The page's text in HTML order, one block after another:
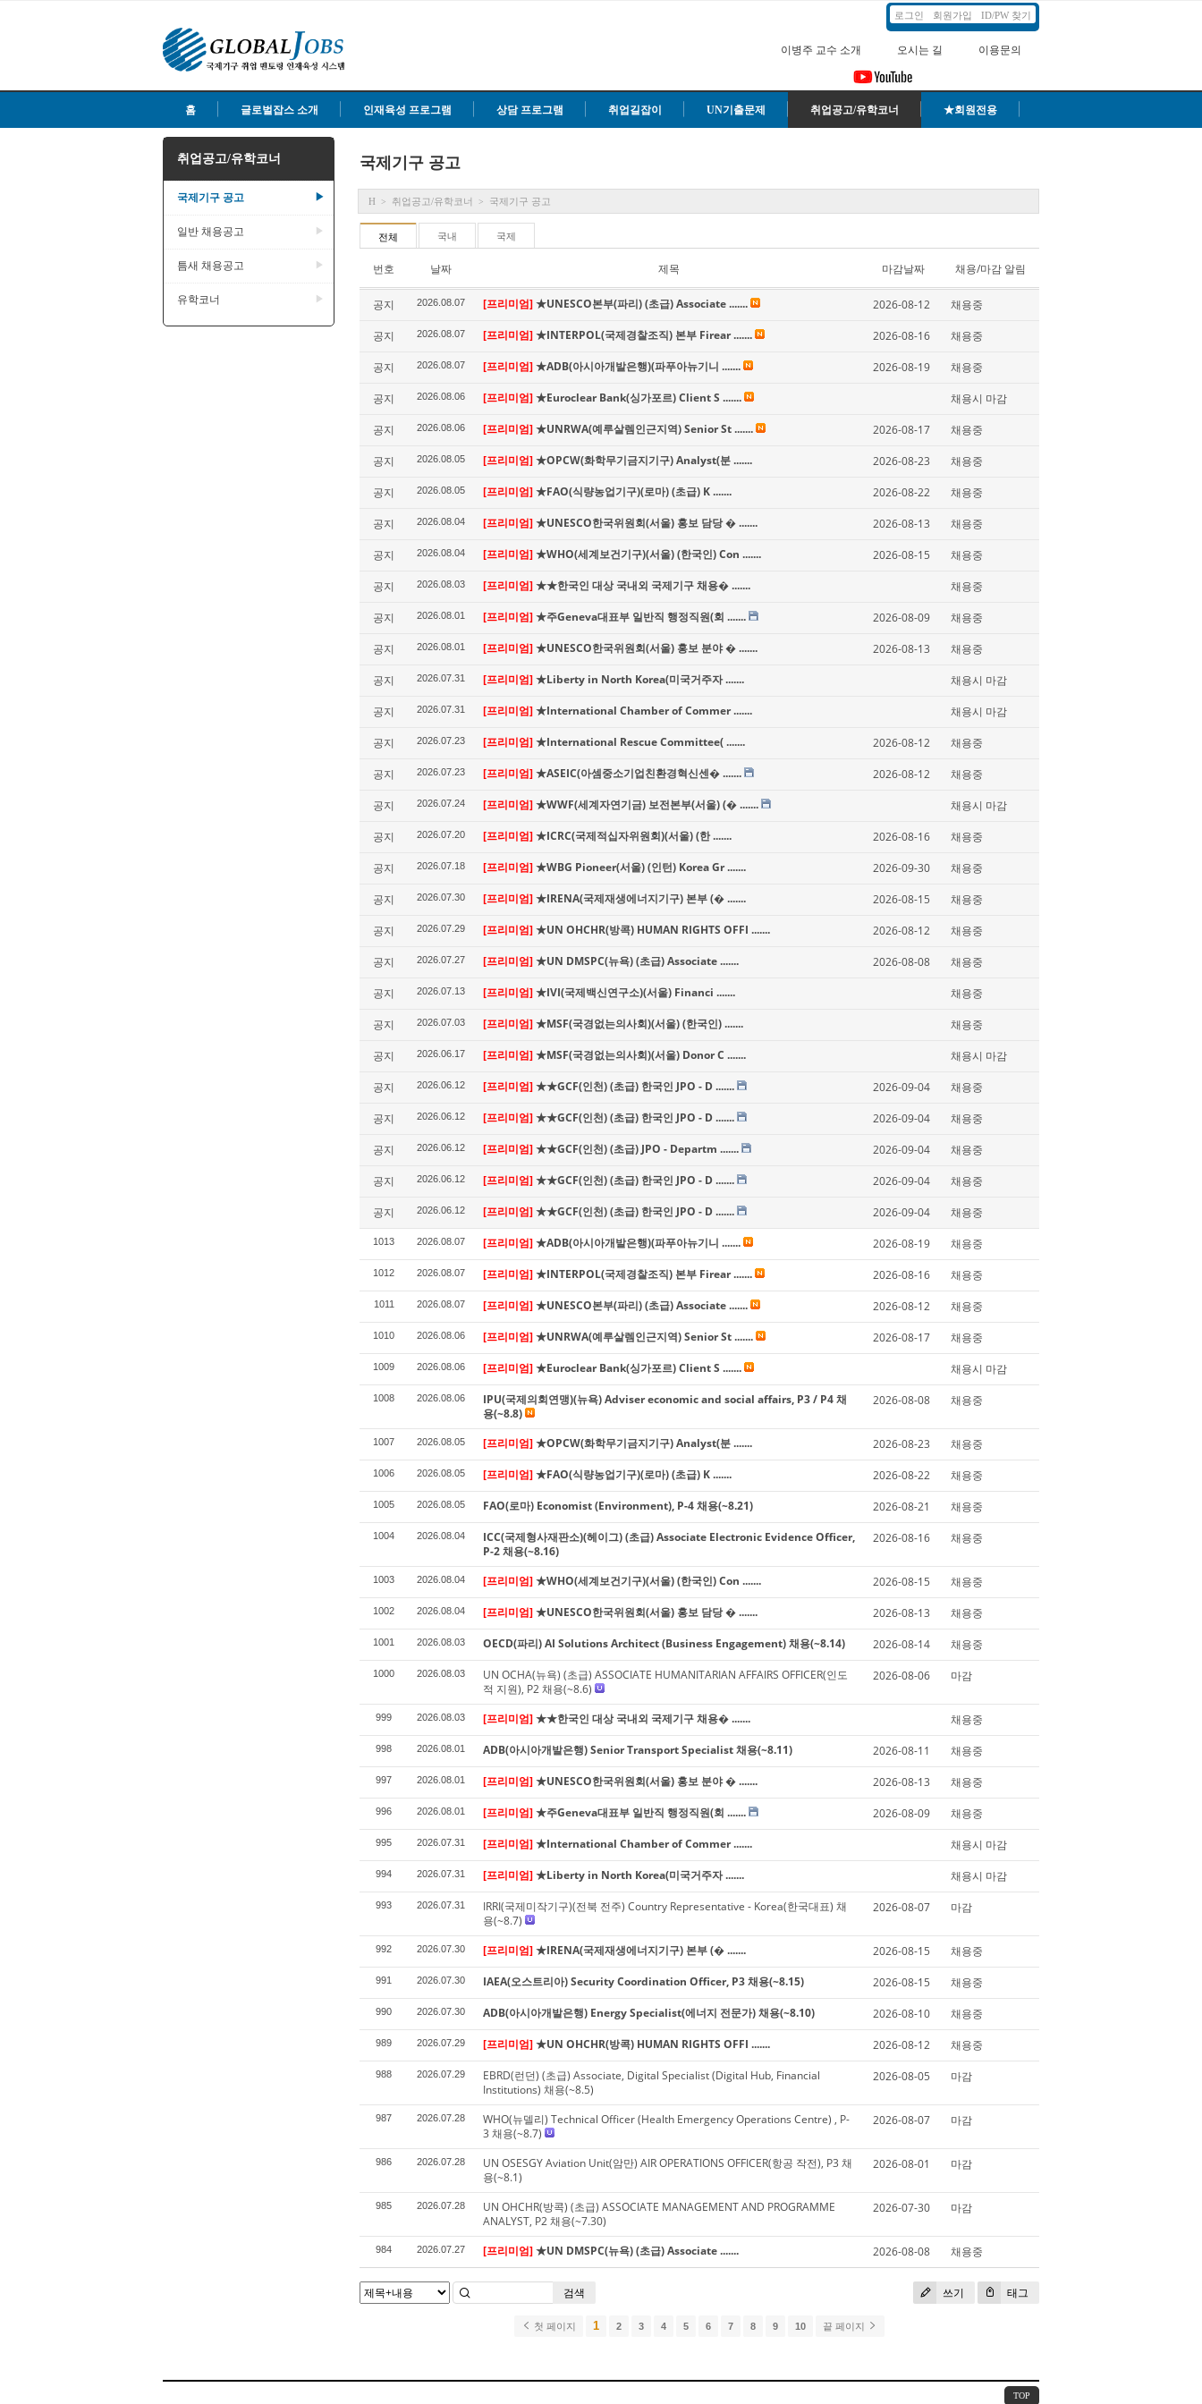
로그인 회원가입 ID/PW 찾기
이병주 교수 소개 오시는 길 이용문의
홈 글로벌잡스 소개 인재육성 프로그램 상담 프로그램 취업길잡이 UN기출문제 취업공고/유학코너 ★회원전용
취업공고/유학코너
국제기구 공고 ▶
일반 채용공고 ▶
틈새 채용공고 ▶
유학코너 ▶
국제기구 공고
H > 취업공고/유학코너 > 국제기구 공고
전체 국내 국제
번호 날짜 제목 마감날짜 채용/마감 알림
공지 2026.08.07 [프리미엄]★UNESCO본부(파리) (초급) Associate ....... 2026-08-12 채용중
공지 2026.08.07 [프리미엄]★INTERPOL(국제경찰조직) 본부 Firear ....... 2026-08-16 채용중
공지 2026.08.07 [프리미엄]★ADB(아시아개발은행)(파푸아뉴기니 ....... 2026-08-19 채용중
공지 2026.08.06 [프리미엄]★Euroclear Bank(싱가포르) Client S ....... 채용시 마감
공지 2026.08.06 [프리미엄]★UNRWA(예루살렘인근지역) Senior St ....... 2026-08-17 채용중
공지 2026.08.05 [프리미엄]★OPCW(화학무기금지기구) Analyst(분 ....... 2026-08-23 채용중
공지 2026.08.05 [프리미엄]★FAO(식량농업기구)(로마) (초급) K ....... 2026-08-22 채용중
공지 2026.08.04 [프리미엄]★UNESCO한국위원회(서울) 홍보 담당 � ....... 2026-08-13 채용중
공지 2026.08.04 [프리미엄]★WHO(세계보건기구)(서울) (한국인) Con ....... 2026-08-15 채용중
공지 2026.08.03 [프리미엄]★★한국인 대상 국내외 국제기구 채용� ....... 채용중
공지 2026.08.01 [프리미엄]★주Geneva대표부 일반직 행정직원(회 ....... 2026-08-09 채용중
공지 2026.08.01 [프리미엄]★UNESCO한국위원회(서울) 홍보 분야 � ....... 2026-08-13 채용중
공지 2026.07.31 [프리미엄]★Liberty in North Korea(미국거주자 ....... 채용시 마감
공지 2026.07.31 [프리미엄]★International Chamber of Commer ....... 채용시 마감
공지 2026.07.23 [프리미엄]★International Rescue Committee( ....... 2026-08-12 채용중
공지 2026.07.23 [프리미엄]★ASEIC(아셈중소기업친환경혁신센� ....... 2026-08-12 채용중
공지 2026.07.24 [프리미엄]★WWF(세계자연기금) 보전본부(서울) (� ....... 채용시 마감
공지 2026.07.20 [프리미엄]★ICRC(국제적십자위원회)(서울) (한 ....... 2026-08-16 채용중
공지 2026.07.18 [프리미엄]★WBG Pioneer(서울) (인턴) Korea Gr ....... 2026-09-30 채용중
공지 2026.07.30 [프리미엄]★IRENA(국제재생에너지기구) 본부 (� ....... 2026-08-15 채용중
공지 2026.07.29 [프리미엄]★UN OHCHR(방콕) HUMAN RIGHTS OFFI ....... 2026-08-12 채용중
공지 2026.07.27 [프리미엄]★UN DMSPC(뉴욕) (초급) Associate ....... 2026-08-08 채용중
공지 2026.07.13 [프리미엄]★IVI(국제백신연구소)(서울) Financi ....... 채용중
공지 2026.07.03 [프리미엄]★MSF(국경없는의사회)(서울) (한국인) ....... 채용중
공지 2026.06.17 [프리미엄]★MSF(국경없는의사회)(서울) Donor C ....... 채용시 마감
공지 2026.06.12 [프리미엄]★★GCF(인천) (초급) 한국인 JPO - D ....... 2026-09-04 채용중
공지 2026.06.12 [프리미엄]★★GCF(인천) (초급) 한국인 JPO - D ....... 2026-09-04 채용중
공지 2026.06.12 [프리미엄]★★GCF(인천) (초급) JPO - Departm ....... 2026-09-04 채용중
공지 2026.06.12 [프리미엄]★★GCF(인천) (초급) 한국인 JPO - D ....... 2026-09-04 채용중
공지 2026.06.12 [프리미엄]★★GCF(인천) (초급) 한국인 JPO - D ....... 2026-09-04 채용중
1013 2026.08.07 [프리미엄]★ADB(아시아개발은행)(파푸아뉴기니 ....... 2026-08-19 채용중
1012 2026.08.07 [프리미엄]★INTERPOL(국제경찰조직) 본부 Firear ....... 2026-08-16 채용중
1011 2026.08.07 [프리미엄]★UNESCO본부(파리) (초급) Associate ....... 2026-08-12 채용중
1010 2026.08.06 [프리미엄]★UNRWA(예루살렘인근지역) Senior St ....... 2026-08-17 채용중
1009 2026.08.06 [프리미엄]★Euroclear Bank(싱가포르) Client S ....... 채용시 마감
1008 2026.08.06
IPU(국제의회연맹)(뉴욕) Adviser economic and social affairs, P3 / P4 채
용(~8.8)
2026-08-08 채용중
1007 2026.08.05 [프리미엄]★OPCW(화학무기금지기구) Analyst(분 ....... 2026-08-23 채용중
1006 2026.08.05 [프리미엄]★FAO(식량농업기구)(로마) (초급) K ....... 2026-08-22 채용중
1005 2026.08.05 FAO(로마) Economist (Environment), P-4 채용(~8.21) 2026-08-21 채용중
1004 2026.08.04
ICC(국제형사재판소)(헤이그) (초급) Associate Electronic Evidence Officer,
P-2 채용(~8.16)
2026-08-16 채용중
1003 2026.08.04 [프리미엄]★WHO(세계보건기구)(서울) (한국인) Con ....... 2026-08-15 채용중
1002 2026.08.04 [프리미엄]★UNESCO한국위원회(서울) 홍보 담당 � ....... 2026-08-13 채용중
1001 2026.08.03 OECD(파리) AI Solutions Architect (Business Engagement) 채용(~8.14) 2026-08-14 채용중
1000 2026.08.03
UN OCHA(뉴욕) (초급) ASSOCIATE HUMANITARIAN AFFAIRS OFFICER(인도
적 지원), P2 채용(~8.6)
2026-08-06 마감
999 2026.08.03 [프리미엄]★★한국인 대상 국내외 국제기구 채용� ....... 채용중
998 2026.08.01 ADB(아시아개발은행) Senior Transport Specialist 채용(~8.11) 2026-08-11 채용중
997 2026.08.01 [프리미엄]★UNESCO한국위원회(서울) 홍보 분야 � ....... 2026-08-13 채용중
996 2026.08.01 [프리미엄]★주Geneva대표부 일반직 행정직원(회 ....... 2026-08-09 채용중
995 2026.07.31 [프리미엄]★International Chamber of Commer ....... 채용시 마감
994 2026.07.31 [프리미엄]★Liberty in North Korea(미국거주자 ....... 채용시 마감
993 2026.07.31
IRRI(국제미작기구)(전북 전주) Country Representative - Korea(한국대표) 채
용(~8.7)
2026-08-07 마감
992 2026.07.30 [프리미엄]★IRENA(국제재생에너지기구) 본부 (� ....... 2026-08-15 채용중
991 2026.07.30 IAEA(오스트리아) Security Coordination Officer, P3 채용(~8.15) 2026-08-15 채용중
990 2026.07.30 ADB(아시아개발은행) Energy Specialist(에너지 전문가) 채용(~8.10) 2026-08-10 채용중
989 2026.07.29 [프리미엄]★UN OHCHR(방콕) HUMAN RIGHTS OFFI ....... 2026-08-12 채용중
988 2026.07.29
EBRD(런던) (초급) Associate, Digital Specialist (Digital Hub, Financial
Institutions) 채용(~8.5)
2026-08-05 마감
987 2026.07.28
WHO(뉴델리) Technical Officer (Health Emergency Operations Centre) , P-
3 채용(~8.7)
2026-08-07 마감
986 2026.07.28
UN OSESGY Aviation Unit(암만) AIR OPERATIONS OFFICER(항공 작전), P3 채
용(~8.1)
2026-08-01 마감
985 2026.07.28
UN OHCHR(방콕) (초급) ASSOCIATE MANAGEMENT AND PROGRAMME
ANALYST, P2 채용(~7.30)
2026-07-30 마감
984 2026.07.27 [프리미엄]★UN DMSPC(뉴욕) (초급) Associate ....... 2026-08-08 채용중
쓰기 태그
검색
첫 페이지 1 2 3 4 5 6 7 8 9 10 끝 페이지
TOP